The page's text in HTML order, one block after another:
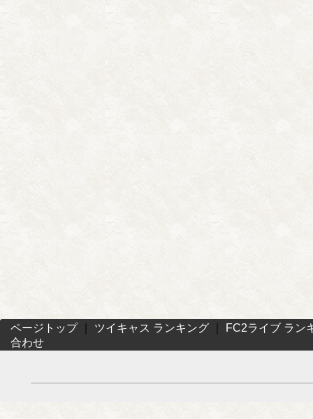
ページトップ｜ ツイキャス ランキング
FC2ライブ ラン
合わせ